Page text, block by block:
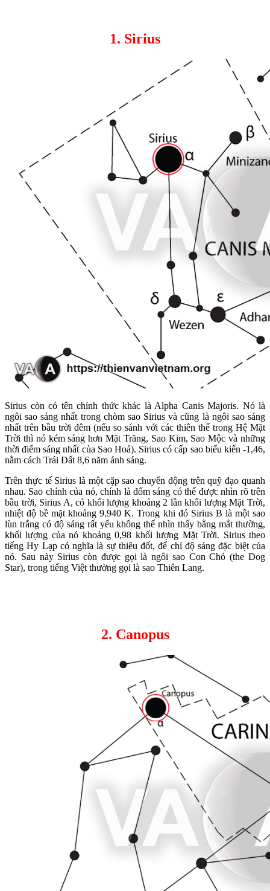
1. Sirius
Sirius còn có tên chính thức khác là Alpha Canis Majoris. Nó là
ngôi sao sáng nhất trong chòm sao Sirius và cũng là ngôi sao sáng
nhất trên bầu trời đêm (nếu so sánh với các thiên thể trong Hệ Mặt
Trời thì nó kém sáng hơn Mặt Trăng, Sao Kim, Sao Mộc và những
thời điểm sáng nhất của Sao Hoả). Sirius có cấp sao biểu kiến -1,46,
nằm cách Trái Đất 8,6 năm ánh sáng.
Trên thực tế Sirius là một cặp sao chuyển động trên quỹ đạo quanh
nhau. Sao chính của nó, chính là đốm sáng có thể được nhìn rõ trên
bầu trời, Sirius A, có khối lượng khoảng 2 lần khối lượng Mặt Trời,
nhiệt độ bề mặt khoảng 9.940 K. Trong khi đó Sirius B là một sao
lùn trắng có độ sáng rất yếu không thể nhìn thấy bằng mắt thường,
khối lượng của nó khoảng 0,98 khối lượng Mặt Trời. Sirius theo
tiếng Hy Lạp có nghĩa là sự thiêu đốt, để chỉ độ sáng đặc biệt của
nó. Sau này Sirius còn được gọi là ngôi sao Con Chó (the Dog
Star), trong tiếng Việt thường gọi là sao Thiên Lang.
2. Canopus